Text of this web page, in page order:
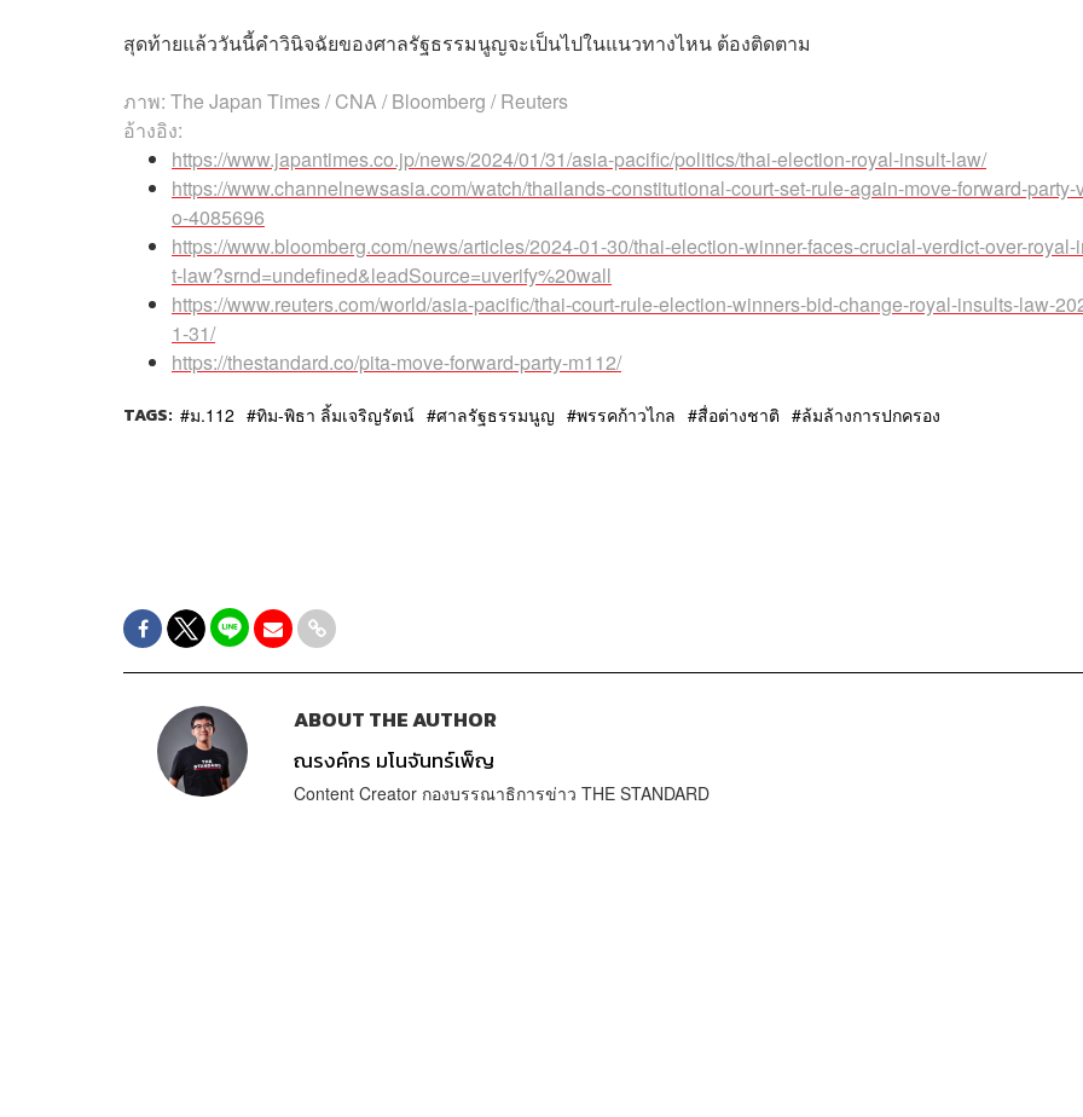
สุดท้ายแล้ววันนี้คำวินิจฉัยของศาลรัฐธรรมนูญจะเป็นไปในแนวทางไหน ต้องติดตาม
ภาพ: The Japan Times / CNA / Bloomberg / Reuters
อ้างอิง:
https://www.japantimes.co.jp/news/2024/01/31/asia-pacific/politics/thai-election-royal-insult-law/
https://www.channelnewsasia.com/watch/thailands-constitutional-court-set-rule-again-move-forward-party-
o-4085696
https://www.bloomberg.com/news/articles/2024-01-30/thai-election-winner-faces-crucial-verdict-over-royal-
t-law?srnd=undefined&leadSource=uverify%20wall
https://www.reuters.com/world/asia-pacific/thai-court-rule-election-winners-bid-change-royal-insults-law-
1-31/
https://thestandard.co/pita-move-forward-party-m112/
TAGS: ม.112 ทิม-พิธา ลิ้มเจริญรัตน์ ศาลรัฐธรรมนูญ พรรคก้าวไกล สื่อต่างชาติ ล้มล้างการปกครอง
ABOUT THE AUTHOR
ณรงค์กร มโนจันทร์เพ็ญ
Content Creator กองบรรณาธิการข่าว THE STANDARD